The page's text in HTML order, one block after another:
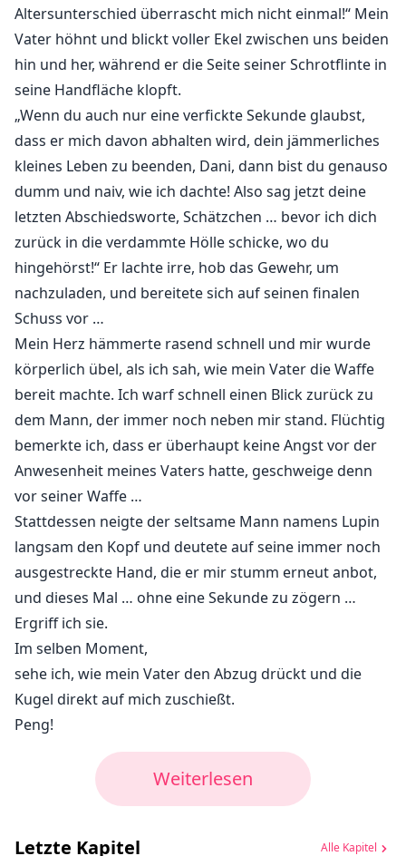
Altersunterschied überrascht mich nicht einmal!“ Mein
Vater höhnt und blickt voller Ekel zwischen uns beiden
hin und her, während er die Seite seiner Schrotflinte in
seine Handfläche klopft.
„Wenn du auch nur eine verfickte Sekunde glaubst,
dass er mich davon abhalten wird, dein jämmerliches
kleines Leben zu beenden, Dani, dann bist du genauso
dumm und naiv, wie ich dachte! Also sag jetzt deine
letzten Abschiedsworte, Schätzchen … bevor ich dich
zurück in die verdammte Hölle schicke, wo du
hingehörst!“ Er lachte irre, hob das Gewehr, um
nachzuladen, und bereitete sich auf seinen finalen
Schuss vor …
Mein Herz hämmerte rasend schnell und mir wurde
körperlich übel, als ich sah, wie mein Vater die Waffe
bereit machte. Ich warf schnell einen Blick zurück zu
dem Mann, der immer noch neben mir stand. Flüchtig
bemerkte ich, dass er überhaupt keine Angst vor der
Anwesenheit meines Vaters hatte, geschweige denn
vor seiner Waffe …
Stattdessen neigte der seltsame Mann namens Lupin
langsam den Kopf und deutete auf seine immer noch
ausgestreckte Hand, die er mir stumm erneut anbot,
und dieses Mal … ohne eine Sekunde zu zögern …
Ergriff ich sie.
Im selben Moment,
sehe ich, wie mein Vater den Abzug drückt und die
Kugel direkt auf mich zuschießt.
Peng!
Weiterlesen
Letzte Kapitel Alle Kapitel